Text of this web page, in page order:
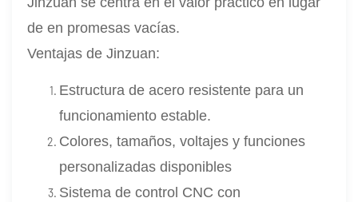
de en promesas vacías.
Ventajas de Jinzuan:
Estructura de acero resistente para un
funcionamiento estable.
Colores, tamaños, voltajes y funciones
personalizadas disponibles
Sistema de control CNC con